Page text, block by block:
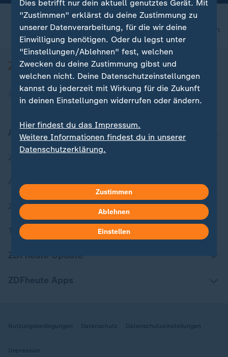
nach oben
Aktuell bei ZDFheute
Aktuelle Sendungs-Videos
ZDFheute Stories
Themen im Überblick
ZDFheute Update
Nutzungsbedingungen Datenschutz Datenschutzeinstellungen
Impressum
Dies betrifft nur dein aktuell genutztes Gerät. Mit
"Zustimmen" erklärst du deine Zustimmung zu
unserer Datenverarbeitung, für die wir deine
Einwilligung benötigen. Oder du legst unter
"Einstellungen/Ablehnen" fest, welchen
Zwecken du deine Zustimmung gibst und
welchen nicht. Deine Datenschutzeinstellungen
kannst du jederzeit mit Wirkung für die Zukunft
in deinen Einstellungen widerrufen oder ändern.
Hier findest du das Impressum.
Weitere Informationen findest du in unserer
Datenschutzerklärung.
Zustimmen
Ablehnen
Einstellen